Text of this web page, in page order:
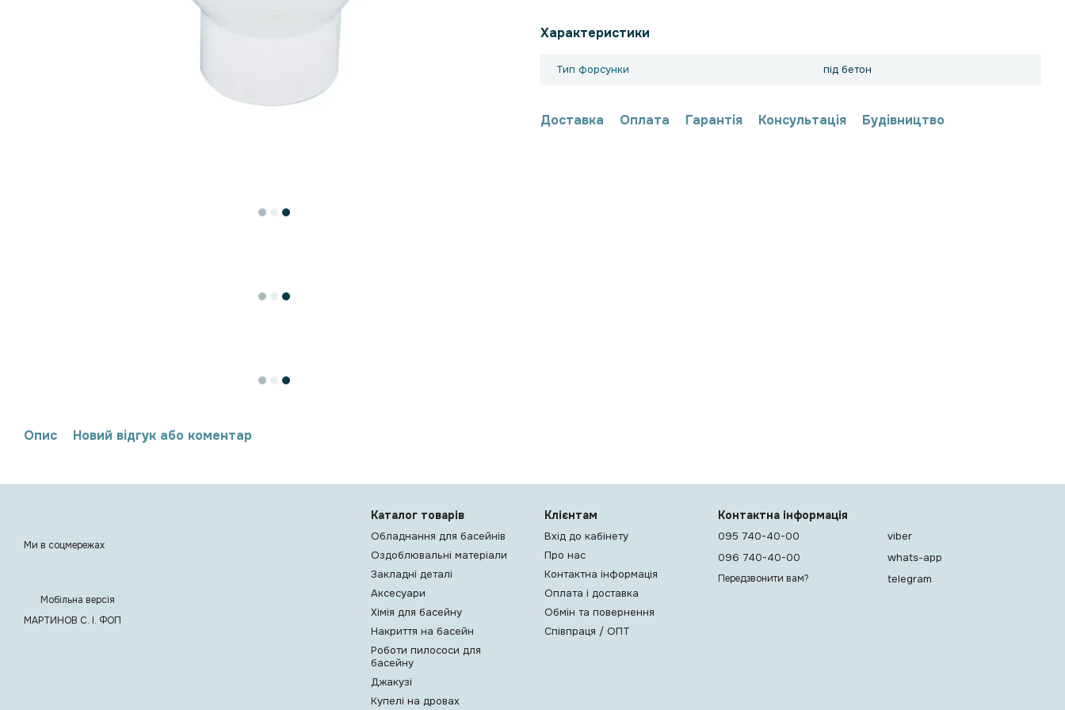
Характеристики
Тип форсунки під бетон
Доставка Оплата Гарантія Консультація Будівництво
Опис Новий відгук або коментар
Ми в соцмережах
Мобільна версія
МАРТИНОВ С. I. ФОП
Каталог товарів
Обладнання для басейнів
Оздоблювальні матеріали
Закладні деталі
Аксесуари
Хімія для басейну
Накриття на басейн
Роботи пилососи для
басейну
Джакузі
Купелі на дровах
Клієнтам
Вхід до кабінету
Про нас
Контактна інформація
Оплата і доставка
Обмін та повернення
Співпраця / ОПТ
Контактна інформація
095 740-40-00
096 740-40-00
Передзвонити вам?
viber
whats-app
telegram